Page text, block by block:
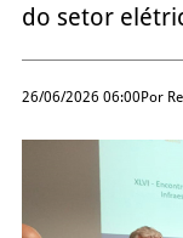
do setor
26/06/2026 06:00Por